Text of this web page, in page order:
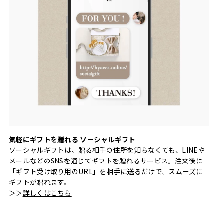
気軽にギフトを贈れる ソーシャルギフト
ソーシャルギフトは、贈る相手の住所を知らなくても、LINEや
メールなどのSNSを通じてギフトを贈れるサービス。注文後に
「ギフト受け取り用のURL」を相手に送るだけで、スムーズに
ギフトが贈れます。
＞＞詳しくはこちら